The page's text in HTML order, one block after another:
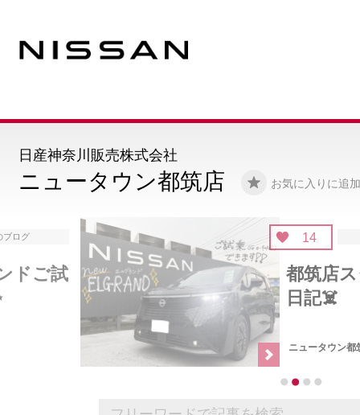
ニュータウン都筑店 お気に入りに追加
日産神奈川販売株式会社
14
都筑店スタッフの休日
日記☠️
ニュータウン都筑店